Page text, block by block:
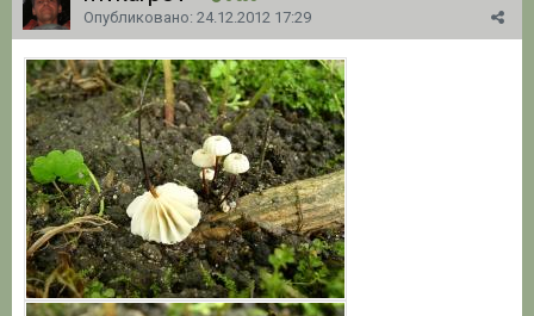
Опубликовано: 24.12.2012 17:29